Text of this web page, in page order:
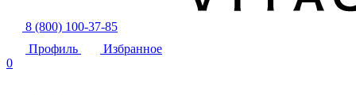
8 (800) 100-37-85
Профиль
Избранное
0